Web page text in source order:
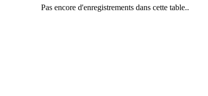
Pas encore d'enregistrements dans cette table..